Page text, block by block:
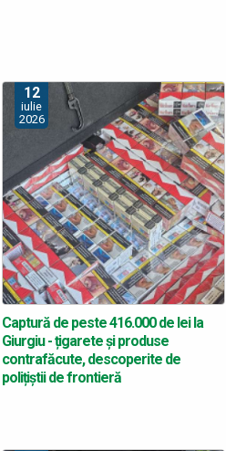
12
iulie
2026
Captură de peste 416.000 de lei la
Giurgiu - țigarete și produse
contrafăcute, descoperite de
polițiștii de frontieră